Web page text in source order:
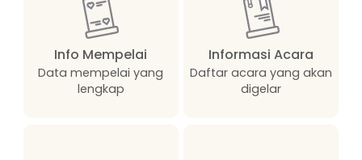
Info Mempelai
Data mempelai yang
lengkap
Informasi Acara
Daftar acara yang akan
digelar